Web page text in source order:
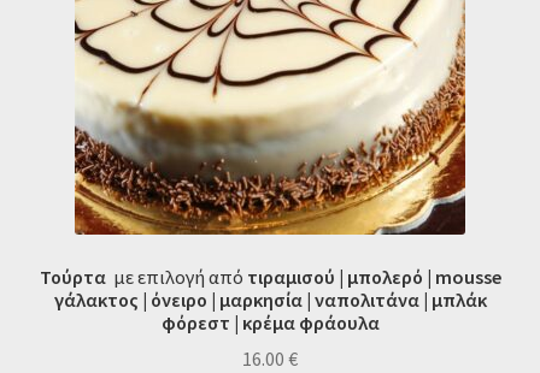
Τούρτα με επιλογή από τιραμισού | μπολερό | mousse
γάλακτος | όνειρο | μαρκησία | ναπολιτάνα | μπλάκ
φόρεστ | κρέμα φράουλα
16.00 €